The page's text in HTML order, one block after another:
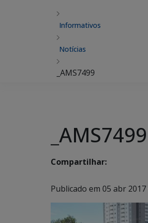
Informativos
Notícias
_AMS7499
_AMS7499
Compartilhar:
Publicado em 05 abr 2017